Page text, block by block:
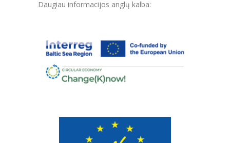
Daugiau informacijos anglų kalba: